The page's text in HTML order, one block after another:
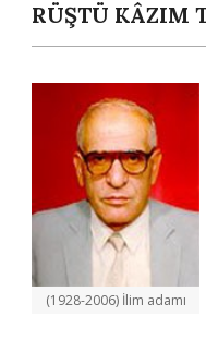
RÜŞTÜ KÂZIM
(1928-2006) İlim adamı